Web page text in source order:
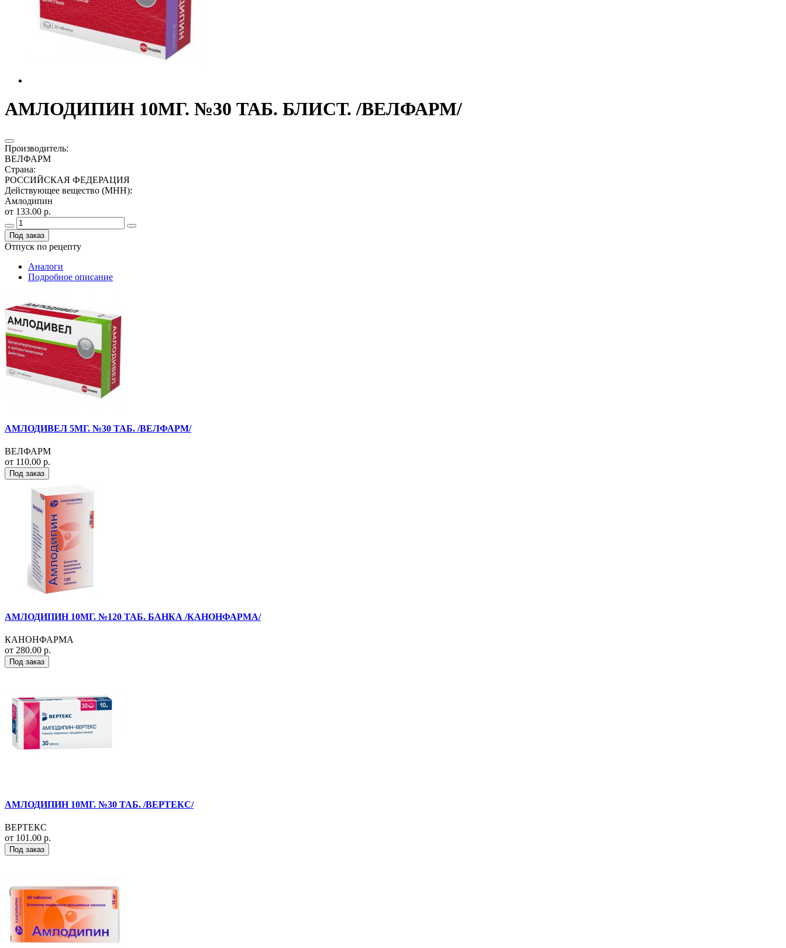
АМЛОДИПИН 10МГ. №30 ТАБ. БЛИСТ. /ВЕЛФАРМ/
Производитель:
ВЕЛФАРМ
Страна:
РОССИЙСКАЯ ФЕДЕРАЦИЯ
Действующее вещество (МНН):
Амлодипин
от 133.00 р.
Под заказ
Отпуск по рецепту
Аналоги
Подробное описание
АМЛОДИВЕЛ 5МГ. №30 ТАБ. /ВЕЛФАРМ/
ВЕЛФАРМ
от 110.00 р.
Под заказ
АМЛОДИПИН 10МГ. №120 ТАБ. БАНКА /КАНОНФАРМА/
КАНОНФАРМА
от 280.00 р.
Под заказ
АМЛОДИПИН 10МГ. №30 ТАБ. /ВЕРТЕКС/
ВЕРТЕКС
от 101.00 р.
Под заказ